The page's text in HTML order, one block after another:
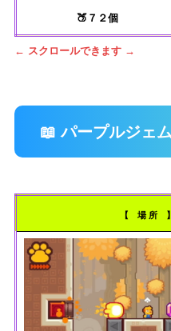
🍑７２個
← スクロールできます →
📖 パープルジェム
【 場 所 】